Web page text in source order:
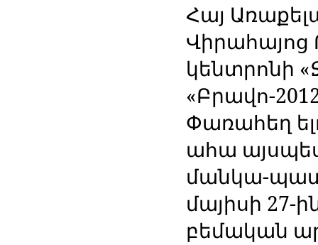
Հայ
Վիրահայոց
կենտրոնի
«Բրավո-
Փառահեղ
ահա այսպես
մանկա-
մայիսի 27-
բեմական